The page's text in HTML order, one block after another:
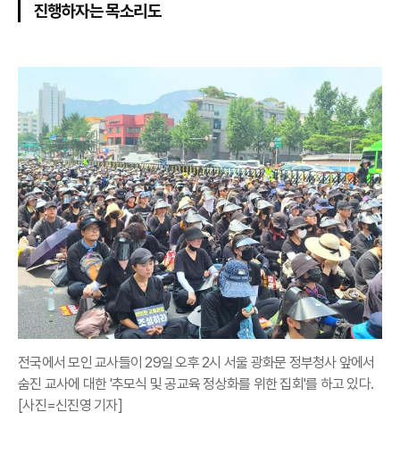
진행하자는 목소리도
전국에서 모인 교사들이 29일 오후 2시 서울 광화문 정부청사 앞에서
숨진 교사에 대한 '추모식 및 공교육 정상화를 위한 집회'를 하고 있다.
[사진=신진영 기자]